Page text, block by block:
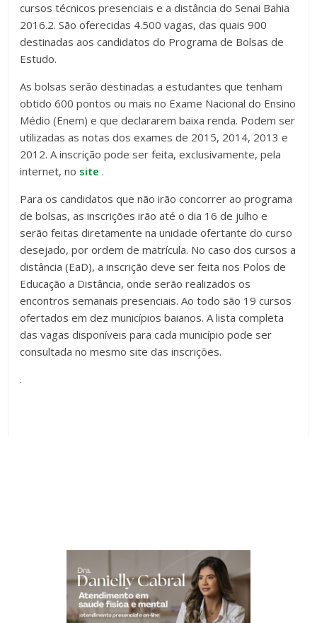
cursos técnicos presenciais e a distância do Senai Bahia
2016.2. São oferecidas 4.500 vagas, das quais 900
destinadas aos candidatos do Programa de Bolsas de
Estudo.
As bolsas serão destinadas a estudantes que tenham
obtido 600 pontos ou mais no Exame Nacional do Ensino
Médio (Enem) e que declararem baixa renda. Podem ser
utilizadas as notas dos exames de 2015, 2014, 2013 e
2012. A inscrição pode ser feita, exclusivamente, pela
internet, no site.
Para os candidatos que não irão concorrer ao programa
de bolsas, as inscrições irão até o dia 16 de julho e
serão feitas diretamente na unidade ofertante do curso
desejado, por ordem de matrícula. No caso dos cursos a
distância (EaD), a inscrição deve ser feita nos Polos de
Educação a Distância, onde serão realizados os
encontros semanais presenciais. Ao todo são 19 cursos
ofertados em dez municípios baianos. A lista completa
das vagas disponíveis para cada município pode ser
consultada no mesmo site das inscrições.
.